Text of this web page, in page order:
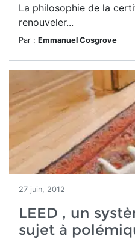
La philosophie de la
renouveler...
Par : Emmanuel Cosgrove
27 juin, 2012
LEED , un
sujet à